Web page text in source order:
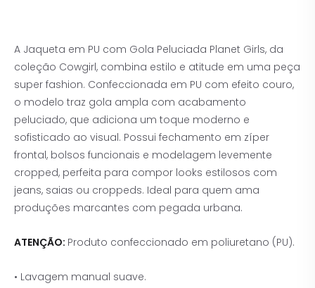
A Jaqueta em PU com Gola Peluciada Planet Girls, da
coleção Cowgirl, combina estilo e atitude em uma peça
super fashion. Confeccionada em PU com efeito couro,
o modelo traz gola ampla com acabamento
peluciado, que adiciona um toque moderno e
sofisticado ao visual. Possui fechamento em zíper
frontal, bolsos funcionais e modelagem levemente
cropped, perfeita para compor looks estilosos com
jeans, saias ou croppeds. Ideal para quem ama
produções marcantes com pegada urbana.
ATENÇÃO: Produto confeccionado em poliuretano (PU).
• Lavagem manual suave.